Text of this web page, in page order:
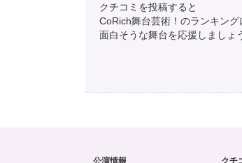
クチコミを投稿すると
CoRich舞台芸術！のランキング
面白そうな舞台を応援しましょ
公演情報 クチ